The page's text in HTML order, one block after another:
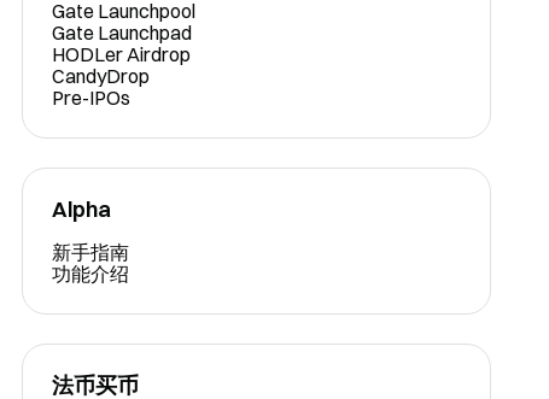
Gate Launchpool
Gate Launchpad
HODLer Airdrop
CandyDrop
Pre-IPOs
Alpha
新手指南
功能介绍
法币买币